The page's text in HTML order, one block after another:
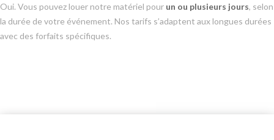
Oui. Vous pouvez louer notre matériel pour un ou plusieurs jours, selon
la durée de votre événement. Nos tarifs s’adaptent aux longues durées
avec des forfaits spécifiques.